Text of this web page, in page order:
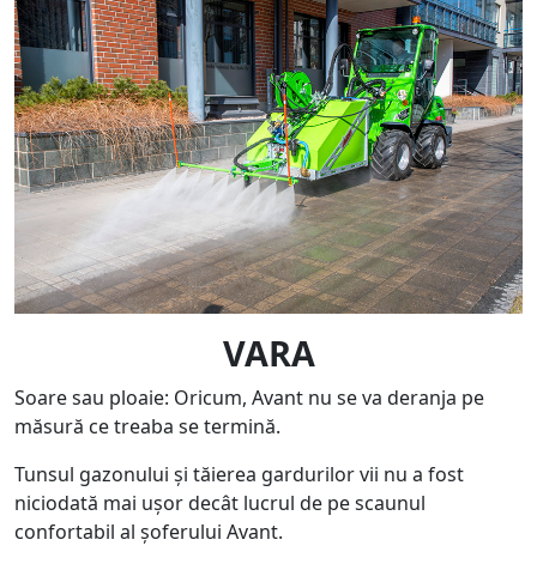
VARA
Soare sau ploaie: Oricum, Avant nu se va deranja pe
măsură ce treaba se termină.
Tunsul gazonului și tăierea gardurilor vii nu a fost
niciodată mai ușor decât lucrul de pe scaunul
confortabil al șoferului Avant.